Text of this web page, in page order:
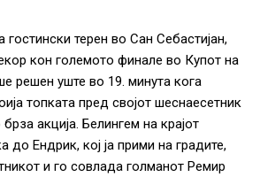
терен во Сан Себастијан,
кон големото финале во Купот на
решен уште во 19. минута кога
топката пред својот шеснаесетник
акција. Белингем на крајот
до Ендрик, кој ја прими на градите,
и го совлада голманот Ремир